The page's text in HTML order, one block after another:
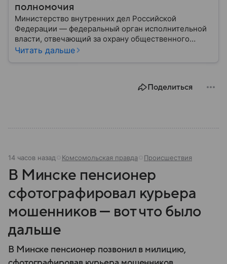
полномочия
Министерство внутренних дел Российской
Федерации — федеральный орган исполнительной
власти, отвечающий за охрану общественного
порядка, борьбу с преступностью, обеспечение
России, какие задачи выполняет министерство, как
Читать дальше
Поделиться
14 часов назад Комсомольская правда Происшествия
В Минске пенсионер
сфотографировал курьера
мошенников — вот что было
дальше
В Минске пенсионер позвонил в милицию,